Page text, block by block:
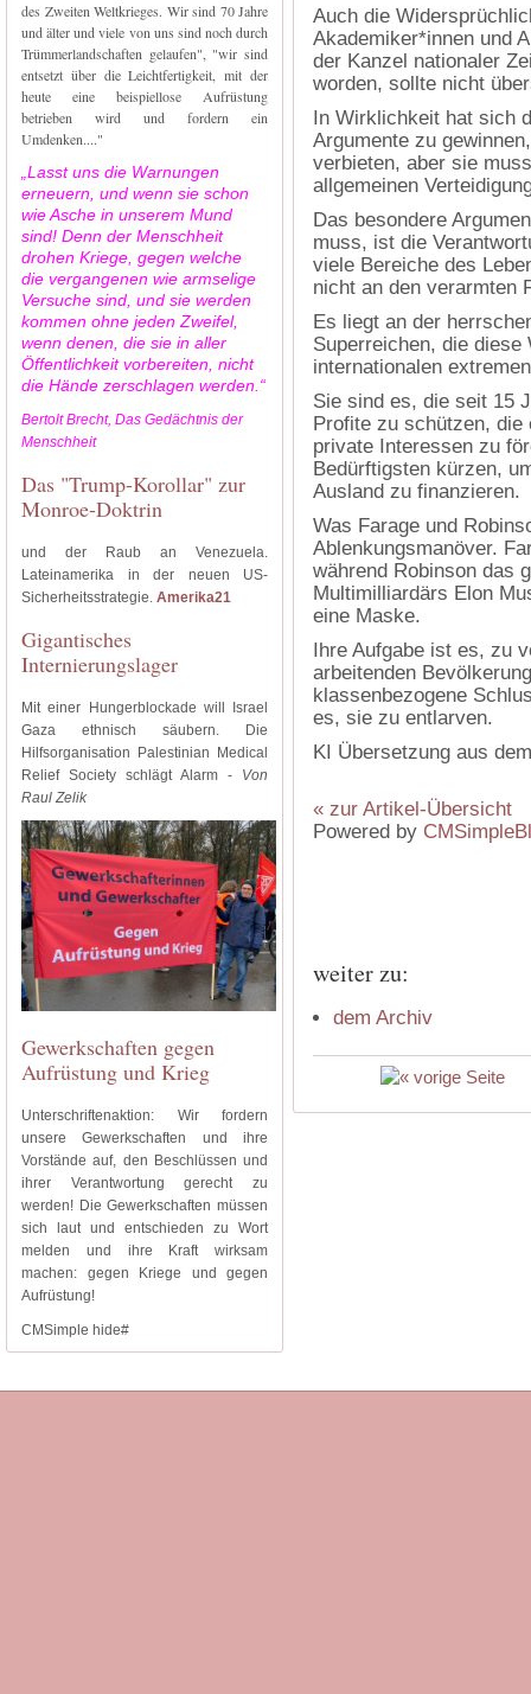
des Zweiten Weltkrieges. Wir sind 70 Jahre
und älter und viele von uns sind noch durch
Trümmerlandschaften gelaufen", "wir sind
entsetzt über die Leichtfertigkeit, mit der
heute eine beispiellose Aufrüstung
betrieben wird und fordern ein
Umdenken...."
„Lasst uns die Warnungen
erneuern, und wenn sie schon
wie Asche in unserem Mund
sind! Denn der Menschheit
drohen Kriege, gegen welche
die vergangenen wie armselige
Versuche sind, und sie werden
kommen ohne jeden Zweifel,
wenn denen, die sie in aller
Öffentlichkeit vorbereiten, nicht
die Hände zerschlagen werden.“
Bertolt Brecht, Das Gedächtnis der
Menschheit
Das "Trump-Korollar" zur
Monroe-Doktrin
und der Raub an Venezuela.
Lateinamerika in der neuen US-
Sicherheitsstrategie. Amerika21
Gigantisches
Internierungslager
Mit einer Hungerblockade will Israel
Gaza ethnisch säubern. Die
Hilfsorganisation Palestinian Medical
Relief Society schlägt Alarm - Von
Raul Zelik
Gewerkschaften gegen
Aufrüstung und Krieg
Unterschriftenaktion: Wir fordern
unsere Gewerkschaften und ihre
Vorstände auf, den Beschlüssen und
ihrer Verantwortung gerecht zu
werden! Die Gewerkschaften müssen
sich laut und entschieden zu Wort
melden und ihre Kraft wirksam
machen: gegen Kriege und gegen
Aufrüstung!
CMSimple hide#
Auch die
Akademiker*innen und
der Kanzel nationaler
worden, sollte nicht
In Wirklichkeit hat sich
Argumente zu
verbieten, aber sie
allgemeinen
Das besondere
muss, ist die
viele Bereiche des
nicht an den verarmten
Es liegt an der
Superreichen, die
internationalen
Sie sind es, die seit 15
Profite zu schützen, die
private Interessen zu
Bedürftigsten kürzen,
Ausland zu finanzieren.
Was Farage und
Ablenkungsmanöver.
während Robinson das
Multimilliardärs Elon
eine Maske.
Ihre Aufgabe ist es, zu
arbeitenden
klassenbezogene
es, sie zu entlarven.
KI Übersetzung aus
« zur Artikel-Übersicht
Powered by
weiter zu:
dem Archiv